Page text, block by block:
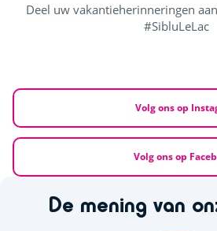
Deel uw vakantieherinneringen
#SibluLeLac
Volg ons op
Volg ons op
De mening van